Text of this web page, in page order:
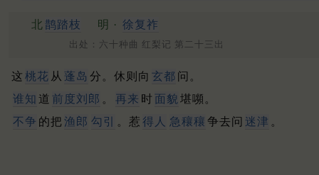
北 鹊踏枝 明 · 徐复祚
出处：六十种曲 红梨记 第二十三出
这 桃花 从 蓬岛 分。休则向 玄都 问。
谁知 道 前度刘郎 。 再来 时 面貌 堪嚬。
不争 的把 渔郎 勾引 。惹 得人 急穰穰 争去问 迷津 。